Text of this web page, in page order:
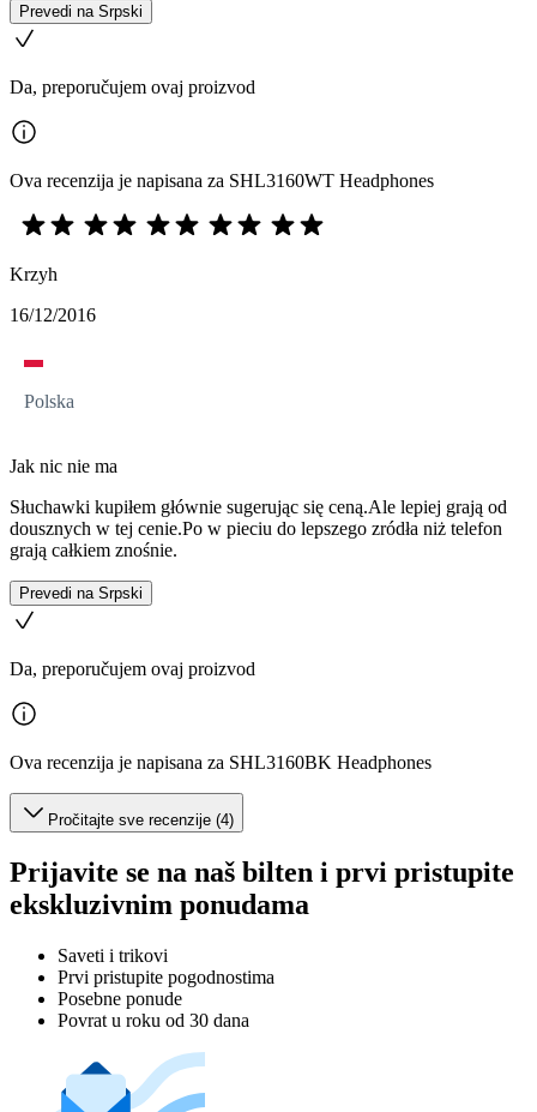
Prevedi na Srpski
Da, preporučujem ovaj proizvod
Ova recenzija je napisana za SHL3160WT Headphones
Krzyh
16/12/2016
Polska
Jak nic nie ma
Słuchawki kupiłem głównie sugerując się ceną.Ale lepiej grają od
dousznych w tej cenie.Po w pieciu do lepszego zródła niż telefon
grają całkiem znośnie.
Prevedi na Srpski
Da, preporučujem ovaj proizvod
Ova recenzija je napisana za SHL3160BK Headphones
Pročitajte sve recenzije (4)
Prijavite se na naš bilten i prvi pristupite
ekskluzivnim ponudama
Saveti i trikovi
Prvi pristupite pogodnostima
Posebne ponude
Povrat u roku od 30 dana